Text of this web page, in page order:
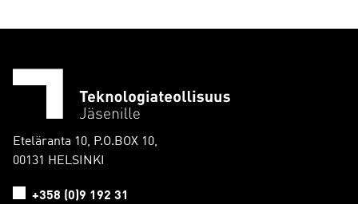
Eteläranta 10, P.O.BOX 10,
00131 HELSINKI
+358 (0)9 192 31